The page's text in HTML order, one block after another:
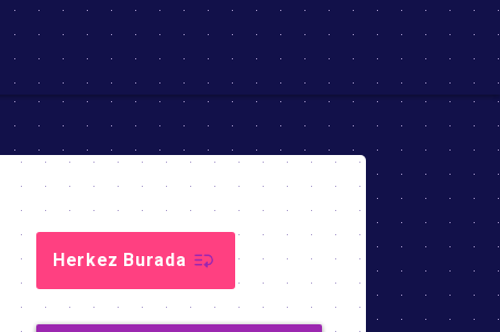
Herkez Burada